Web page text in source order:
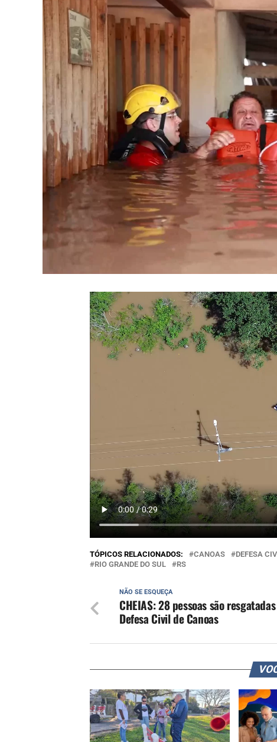
TÓPICOS RELACIONADOS: CANOAS DEFESA
RIO GRANDE DO SUL
RS
NÃO SE ESQUEÇA
CHEIAS: 28 pessoas são
Defesa Civil de Canoas